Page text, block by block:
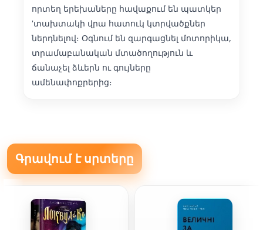
որտեղ երեխաները հավաքում են պատկեր
'տախտակի վրա հատուկ կտրվածքներ
ներդնելով։ Օգնում են զարգացնել մոտորիկա,
տրամաբանական մտածողություն և
ճանաչել ձևերն ու գույները
ամենափոքրերից։
Գրավում է սրտերը